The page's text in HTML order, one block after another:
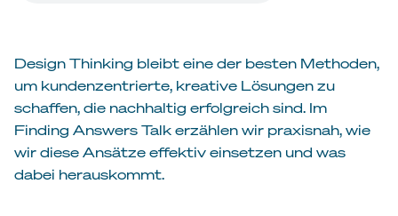
Design Thinking bleibt eine der besten Methoden,
um kundenzentrierte, kreative Lösungen zu
schaffen, die nachhaltig erfolgreich sind. Im
Finding Answers Talk erzählen wir praxisnah, wie
wir diese Ansätze effektiv einsetzen und was
dabei herauskommt.